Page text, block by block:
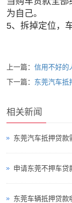
为自己。
5、拆掉定位，
上一篇：信用不好的
下一篇： 东莞汽车抵
相关新闻
东莞汽车抵押贷款
申请东莞不押车贷
东莞车辆抵押贷款